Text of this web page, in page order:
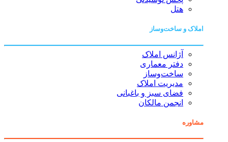
هتل
املاک و ساخت‌وساز
آژانس املاک
دفتر معماری
ساخت‌وساز
مدیریت املاک
فضای سبز و باغبانی
انجمن مالکان
مشاوره